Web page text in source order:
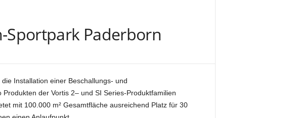
Sportpark Paderborn
Installation einer Beschallungs- und
der Vortis 2– und SI Series-Produktfamilien
mit 100.000 m² Gesamtfläche ausreichend Platz für 30